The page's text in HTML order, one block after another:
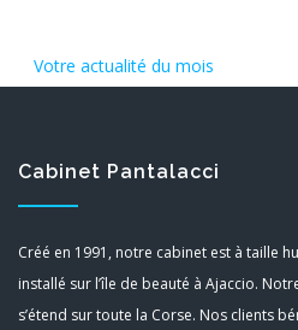
Votre actualité du mois
Cabinet Pantalacci
Créé en 1991, notre cabinet est à taille
installé sur l’île de beauté à Ajaccio.
s’étend sur toute la Corse. Nos clients